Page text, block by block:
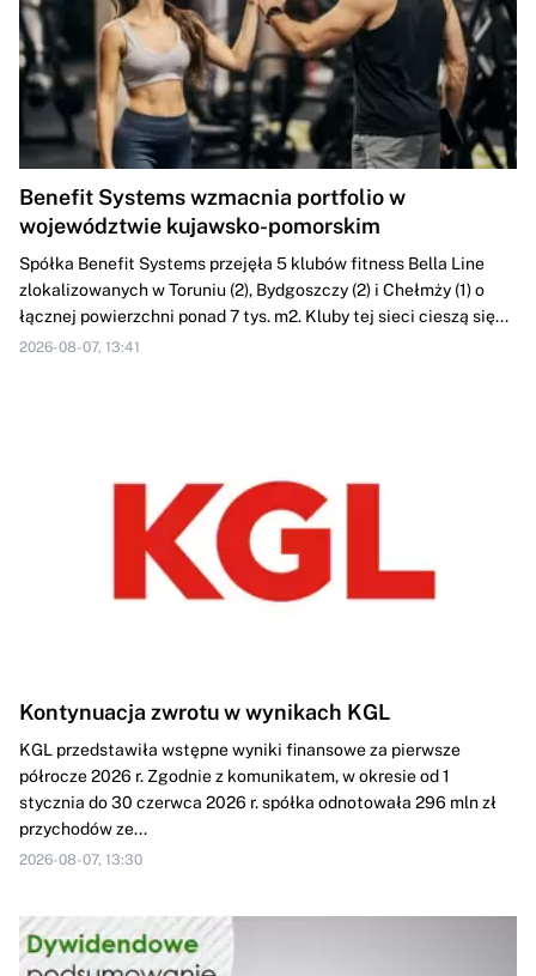
Benefit Systems wzmacnia portfolio w
województwie kujawsko-pomorskim
Spółka Benefit Systems przejęła 5 klubów fitness Bella Line
zlokalizowanych w Toruniu (2), Bydgoszczy (2) i Chełmży (1) o
łącznej powierzchni ponad 7 tys. m2. Kluby tej sieci cieszą się...
2026-08-07, 13:41
Kontynuacja zwrotu w wynikach KGL
KGL przedstawiła wstępne wyniki finansowe za pierwsze
półrocze 2026 r. Zgodnie z komunikatem, w okresie od 1
stycznia do 30 czerwca 2026 r. spółka odnotowała 296 mln zł
przychodów ze...
2026-08-07, 13:30